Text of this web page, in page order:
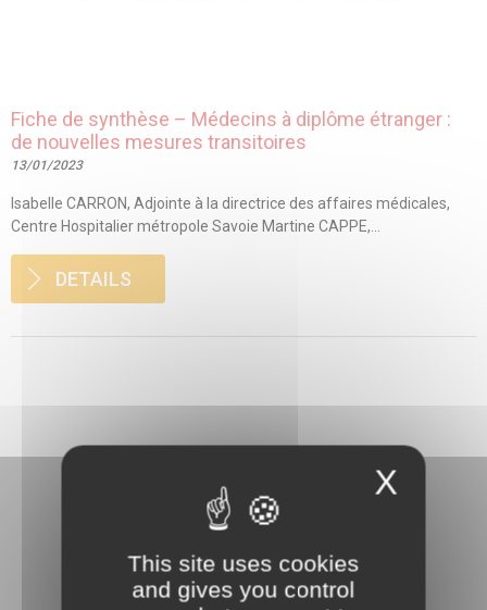
Fiche de synthèse – Médecins à diplôme étranger :
de nouvelles mesures transitoires
13/01/2023
Isabelle CARRON, Adjointe à la directrice des affaires médicales,
Centre Hospitalier métropole Savoie Martine CAPPE,...
DETAILS
3 rue Danton
X
This site uses cookies
and gives you control